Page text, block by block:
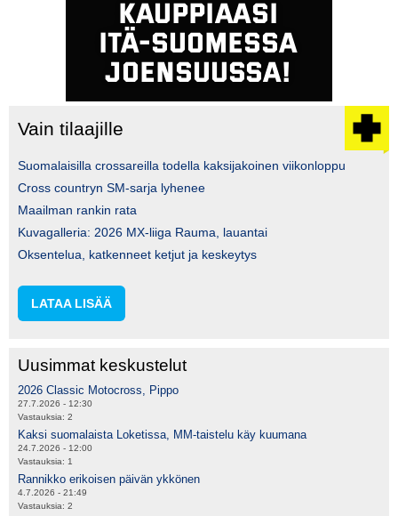
Vain tilaajille
Suomalaisilla crossareilla todella kaksijakoinen viikonloppu
Cross countryn SM-sarja lyhenee
Maailman rankin rata
Kuvagalleria: 2026 MX-liiga Rauma, lauantai
Oksentelua, katkenneet ketjut ja keskeytys
LATAA LISÄÄ
Uusimmat keskustelut
2026 Classic Motocross, Pippo
27.7.2026 - 12:30
Vastauksia: 2
Kaksi suomalaista Loketissa, MM-taistelu käy kuumana
24.7.2026 - 12:00
Vastauksia: 1
Rannikko erikoisen päivän ykkönen
4.7.2026 - 21:49
Vastauksia: 2